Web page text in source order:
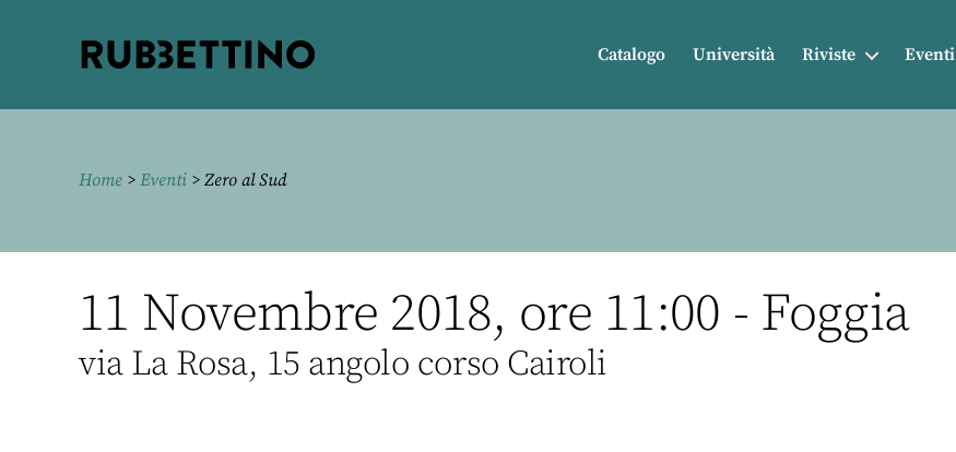
Catalogo Università Riviste Eventi
Home > Eventi > Zero al Sud
11 Novembre 2018, ore 11:00 - Foggia
via La Rosa, 15 angolo corso Cairoli